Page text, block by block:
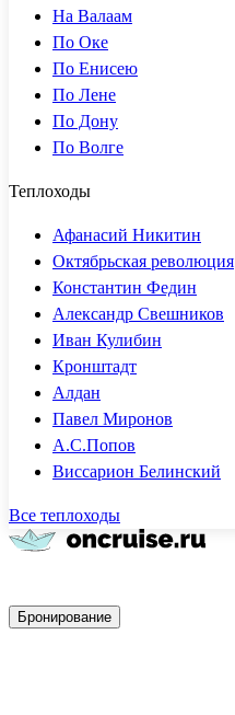
На Валаам
По Оке
По Енисею
По Лене
По Дону
По Волге
Теплоходы
Афанасий Никитин
Октябрьская революция
Константин Федин
Александр Свешников
Иван Кулибин
Кронштадт
Алдан
Павел Миронов
А.С.Попов
Виссарион Белинский
Все теплоходы
Бронирование